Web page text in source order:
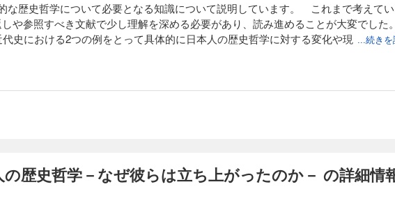
な歴史哲学について必要となる知識について説明しています。 これまで考えて
や参照すべき文献で少し理解を深める必要があり、読み進めることが大変でした
史における2つの例をとって具体的に日本人の歴史哲学に対する変化や現 ...続きを
歴史哲学－なぜ彼らは立ち上がったのか－ の詳細情